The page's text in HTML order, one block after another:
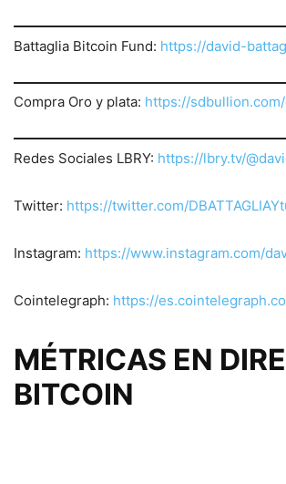
Battaglia Bitcoin Fund: https://david-
Compra Oro y plata: https://
Redes Sociales LBRY: https://lbry.tv/
Twitter: https://twitter.com/
Instagram: https://www.instagram.com/
Cointelegraph: https://
MÉTRICAS EN
BITCOIN